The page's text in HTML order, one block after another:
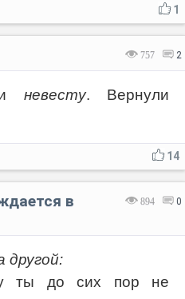
1
757 2
невесту. Вернули
14
894 0
в
другой:
ты до сих пор не